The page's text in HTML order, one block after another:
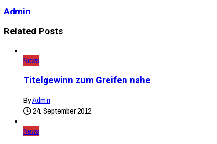
Admin
Related Posts
News
Titelgewinn zum Greifen nahe
ByAdmin
24. September 2012
News